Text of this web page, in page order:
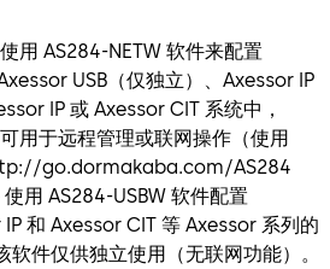
用 AS284-NETW 软件来配置
USB（仅独立）、Axessor IP
IP 或 Axessor CIT 系统中，
用于远程管理或联网操作（使用
go.dormakaba.com/AS284
用 AS284-USBW 软件配置
和 Axessor CIT 等 Axessor 系列的
件仅供独立使用（无联网功能）。